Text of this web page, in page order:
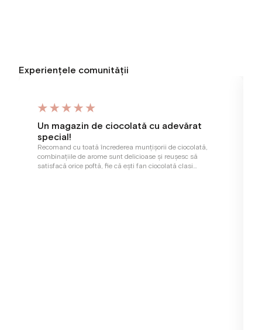
Experiențele comunității
Un magazin de ciocolată cu adevărat
special!
Recomand cu toată încrederea munțișorii de ciocolată,
combinațiile de arome sunt delicioase și reușesc să
satisfacă orice poftă, fie că ești fan ciocolată clasi…